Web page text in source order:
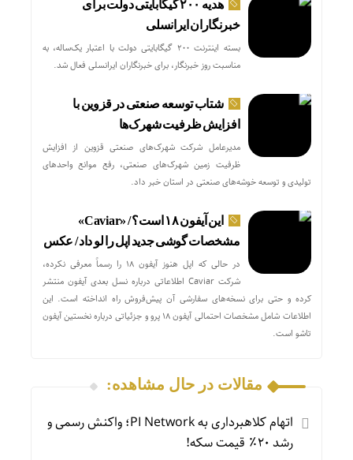
هدیه ۲۰۰ گیگابایتی دولت برای
خبرنگاران ایرانسلی
بسته اینترنت ۲۰۰ گیگابایتی دولت با اعتبار یک‌ساله، به
مناسبت روز خبرنگار، برای خبرنگاران ایرانسلی فعال شد.
شتاب توسعه صنعتی در قزوین با
افزایش ظرفیت شهرک‌ها
مدیرعامل شرکت شهرک‌های صنعتی قزوین از افزایش
ظرفیت زمین شهرک‌های صنعتی، رفع موانع واحدهای
تولیدی و توسعه خوشه‌های صنعتی در استان خبر داد.
این آیفون ۱۸ است؟ / «Caviar»
مشخصات گوشی جدید اپل را لو داد / عکس
در حالی که اپل هنوز آیفون ۱۸ را رسماً معرفی نکرده،
شرکت Caviar اطلاعاتی درباره نسل بعدی آیفون منتشر
کرده و حتی برای نسخه‌های سفارشی آن پیش‌فروش راه انداخته است. این
اطلاعات شامل مشخصات احتمالی آیفون ۱۸ پرو و جزئیاتی درباره نخستین آیفون
تاشو است.
مقالات در حال مشاهده:
اتهام کلاهبرداری به PI Network؛ واکنش رسمی و
رشد ۲۰٪ قیمت سکه!